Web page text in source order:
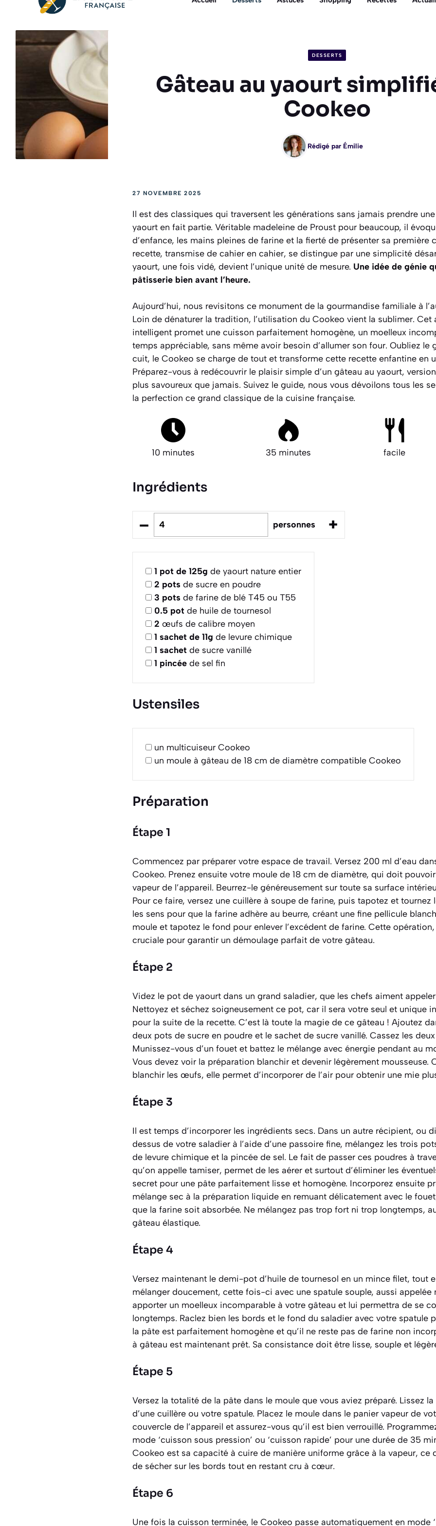
DESSERTS
Gâteau au yaourt
Cookeo
Rédigé par Émilie
27 NOVEMBRE 2025
Il est des classiques qui traversent les générations sans jamais prendre
yaourt en fait partie. Véritable madeleine de Proust pour beaucoup, il
d’enfance, les mains pleines de farine et la fierté de présenter sa première
recette, transmise de cahier en cahier, se distingue par une simplicité
yaourt, une fois vidé, devient l’unique unité de mesure. Une idée de génie
pâtisserie bien avant l’heure.
Aujourd’hui, nous revisitons ce monument de la gourmandise familiale à
Loin de dénaturer la tradition, l’utilisation du Cookeo vient la sublimer. Cet
intelligent promet une cuisson parfaitement homogène, un moelleux
temps appréciable, sans même avoir besoin d’allumer son four. Oubliez le
cuit, le Cookeo se charge de tout et transforme cette recette enfantine en
Préparez-vous à redécouvrir le plaisir simple d’un gâteau au yaourt,
plus savoureux que jamais. Suivez le guide, nous vous dévoilons tous les
la perfection ce grand classique de la cuisine française.
10 minutes 35 minutes facile
Ingrédients
– personnes +
1 pot de 125g de yaourt nature entier
2 pots de sucre en poudre
3 pots de farine de blé T45 ou T55
0.5 pot de huile de tournesol
2 œufs de calibre moyen
1 sachet de 11g de levure chimique
1 sachet de sucre vanillé
1 pincée de sel fin
Ustensiles
un multicuiseur Cookeo
un moule à gâteau de 18 cm de diamètre compatible Cookeo
Préparation
Étape 1
Commencez par préparer votre espace de travail. Versez 200 ml d’eau
Cookeo. Prenez ensuite votre moule de 18 cm de diamètre, qui doit
vapeur de l’appareil. Beurrez-le généreusement sur toute sa surface
Pour ce faire, versez une cuillère à soupe de farine, puis tapotez et tournez
les sens pour que la farine adhère au beurre, créant une fine pellicule
moule et tapotez le fond pour enlever l’excédent de farine. Cette
cruciale pour garantir un démoulage parfait de votre gâteau.
Étape 2
Videz le pot de yaourt dans un grand saladier, que les chefs aiment
Nettoyez et séchez soigneusement ce pot, car il sera votre seul et unique
pour la suite de la recette. C’est là toute la magie de ce gâteau ! Ajoutez
deux pots de sucre en poudre et le sachet de sucre vanillé. Cassez les
Munissez-vous d’un fouet et battez le mélange avec énergie pendant au
Vous devez voir la préparation blanchir et devenir légèrement mousseuse.
blanchir les œufs, elle permet d’incorporer de l’air pour obtenir une mie
Étape 3
Il est temps d’incorporer les ingrédients secs. Dans un autre récipient, ou
dessus de votre saladier à l’aide d’une passoire fine, mélangez les trois
de levure chimique et la pincée de sel. Le fait de passer ces poudres à
qu’on appelle tamiser, permet de les aérer et surtout d’éliminer les
secret pour une pâte parfaitement lisse et homogène. Incorporez ensuite
mélange sec à la préparation liquide en remuant délicatement avec le
que la farine soit absorbée. Ne mélangez pas trop fort ni trop longtemps,
gâteau élastique.
Étape 4
Versez maintenant le demi-pot d’huile de tournesol en un mince filet, tout
mélanger doucement, cette fois-ci avec une spatule souple, aussi appelée
apporter un moelleux incomparable à votre gâteau et lui permettra de se
longtemps. Raclez bien les bords et le fond du saladier avec votre spatule
la pâte est parfaitement homogène et qu’il ne reste pas de farine non
à gâteau est maintenant prêt. Sa consistance doit être lisse, souple et
Étape 5
Versez la totalité de la pâte dans le moule que vous aviez préparé. Lissez
d’une cuillère ou votre spatule. Placez le moule dans le panier vapeur de
couvercle de l’appareil et assurez-vous qu’il est bien verrouillé.
mode ‘cuisson sous pression’ ou ‘cuisson rapide’ pour une durée de 35
Cookeo est sa capacité à cuire de manière uniforme grâce à la vapeur, ce
de sécher sur les bords tout en restant cru à cœur.
Étape 6
Une fois la cuisson terminée, le Cookeo passe automatiquement en mode